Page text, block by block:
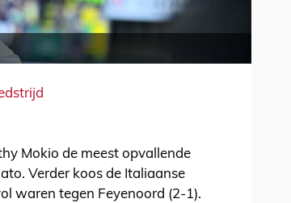
Mokio de meest opvallende
Verder koos de Italiaanse
waren tegen Feyenoord (2-1).